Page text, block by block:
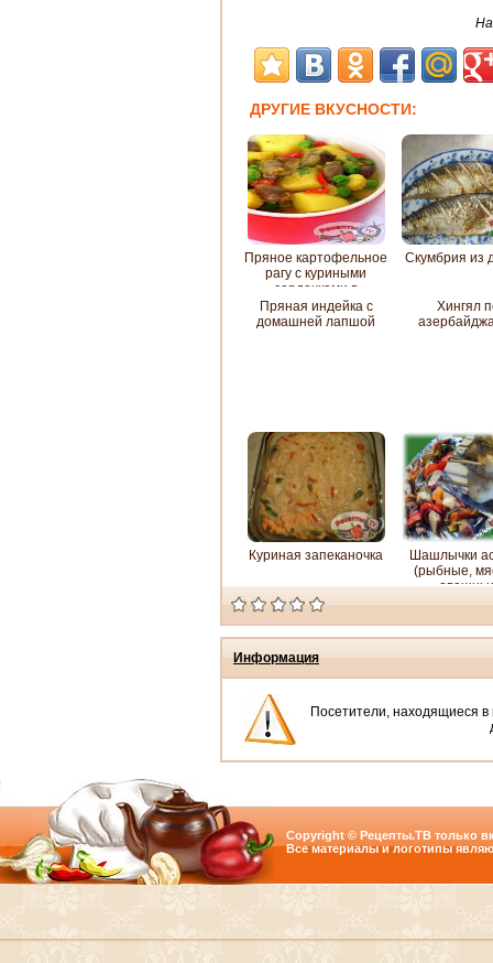
ДРУГИЕ ВКУСНОСТИ:
Пряное картофельное
рагу с куриными
сердечками в
кокосовом молоке
Скумбрия из
Пряная индейка с
домашней лапшой
Хингял
Куриная запеканочка
Шашлычки
(рыбные,
Информация
Посетители, находящиеся в
Copyright © Рецепты.ТВ только
Все материалы и логотипы